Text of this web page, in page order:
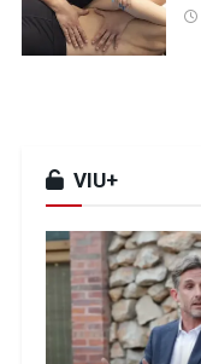
VIU+